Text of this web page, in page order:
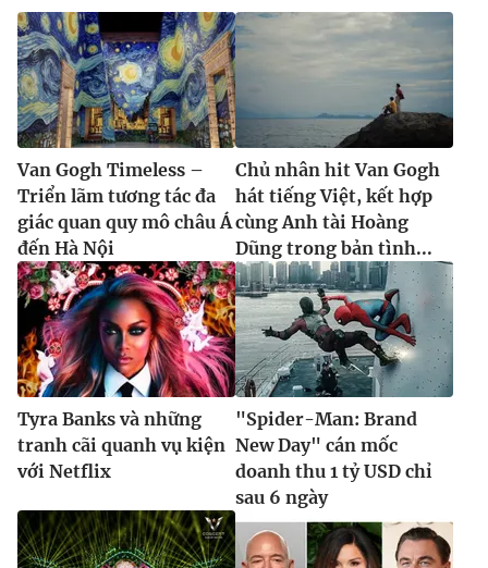
Ðiện thoại Thời báo VTV:024.66 897 897
Email:toasoan@vtv.vn
Liên hệ quảng cáo:024-7300.7108
® Cấm sao chép dưới mọi hình thức nếu không có sự chấp
thuận bằng văn bản. Ghi rõ nguồn VTV.vn khi phát hành lại
thông tin từ website này.
Van Gogh Timeless –
Triển lãm tương tác đa
giác quan quy mô châu Á
đến Hà Nội
Chủ nhân hit Van Gogh
hát tiếng Việt, kết hợp
cùng Anh tài Hoàng
Dũng trong bản tình...
Tyra Banks và những
tranh cãi quanh vụ kiện
với Netflix
"Spider-Man: Brand
New Day" cán mốc
doanh thu 1 tỷ USD chỉ
sau 6 ngày